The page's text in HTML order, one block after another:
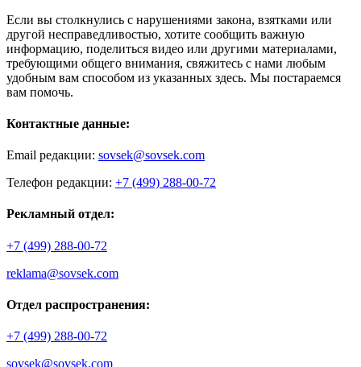
Если вы столкнулись с нарушениями закона, взятками или
другой несправедливостью, хотите сообщить важную
информацию, поделиться видео или другими материалами,
требующими общего внимания, свяжитесь с нами любым
удобным вам способом из указанных здесь. Мы постараемся
вам помочь.
Контактные данные:
Email редакции: sovsek@sovsek.com
Телефон редакции: +7 (499) 288-00-72
Рекламный отдел:
+7 (499) 288-00-72
reklama@sovsek.com
Отдел распространения:
+7 (499) 288-00-72
sovsek@sovsek.com